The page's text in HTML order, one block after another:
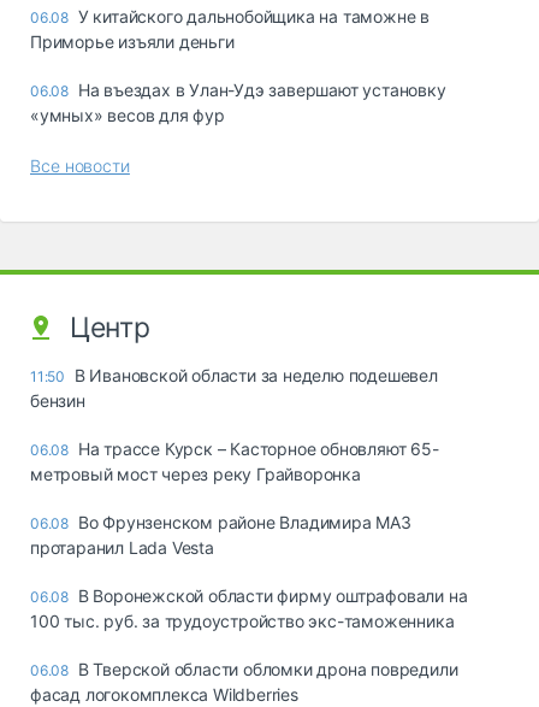
06.08 У китайского дальнобойщика на таможне в
Приморье изъяли деньги
06.08 Ha въeздax в Улaн-Удэ зaвepшaют ycтaнoвкy
«yмныx» вecoв для фyp
Все новости
Центр
11:50
В Ивановской области за неделю подешевел
бензин
06.08 На трассе Курск – Касторное обновляют 65-
метровый мост через реку Грайворонка
06.08 Во Фрунзенском районе Владимира МАЗ
протаранил Lada Vesta
06.08 В Воронежской области фирму оштрафовали на
100 тыс. руб. за трудоустройство экс-таможенника
06.08 В Тверской области обломки дрона повредили
фасад логокомплекса Wildberries